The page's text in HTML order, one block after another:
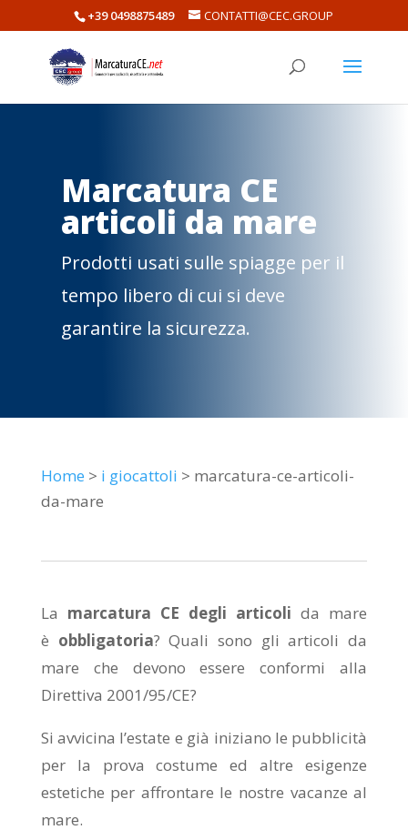
+39 0498875489 CONTATTI@CEC.GROUP
Marcatura CE
articoli da mare
Prodotti usati sulle spiagge per il
tempo libero di cui si deve
garantire la sicurezza.
Home > i giocattoli > marcatura-ce-articoli-
da-mare
La marcatura CE degli articoli da mare
è obbligatoria? Quali sono gli articoli da
mare che devono essere conformi alla
Direttiva 2001/95/CE?
Si avvicina l’estate e già iniziano le pubblicità
per la prova costume ed altre esigenze
estetiche per affrontare le nostre vacanze al
mare.